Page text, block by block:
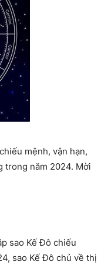
mệnh, vận hạn,
trong năm 2024. Mời
sao Kế Đô chiếu
sao Kế Đô chủ về thị